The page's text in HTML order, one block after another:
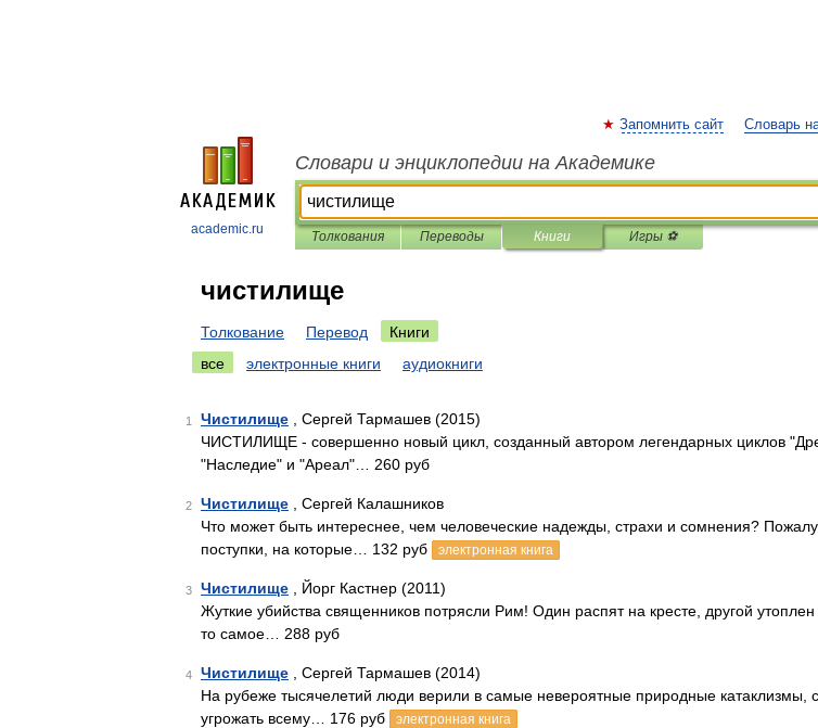
academic.ru
Запомнить сайт Словарь
Словари и энциклопедии на Академике
Толкования Переводы Книги Игры ⚽
чистилище
Толкование Перевод
Книги
все
электронные книги аудиокниги
1 Чистилище , Сергей Тармашев (2015)
ЧИСТИЛИЩЕ - совершенно новый цикл, созданный автором легендарных циклов
"Наследие" и "Ареал"… 260 руб
2 Чистилище , Сергей Калашников
Что может быть интереснее, чем человеческие надежды, страхи и сомнения?
поступки, на которые… 132 руб
электронная книга
3 Чистилище , Йорг Кастнер (2011)
Жуткие убийства священников потрясли Рим! Один распят на кресте, другой
то самое… 288 руб
4 Чистилище , Сергей Тармашев (2014)
На рубеже тысячелетий люди верили в самые невероятные природные катаклизмы,
угрожать всему… 176 руб
электронная книга